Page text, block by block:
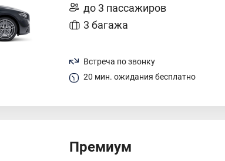
до 3 пассажиров
3 багажа
Встреча по звонку
20 мин. ожидания бесплатно
Премиум